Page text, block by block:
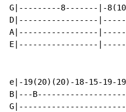
G|---------8-------|-
D|-----------------
A|-----------------
E|-----------------
e|-19(20)(20)-18-15-
B|---B-------------------